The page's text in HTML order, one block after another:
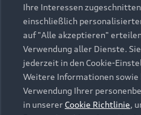
Elektromodelle
Plug-in-Hybride
Gebrauchtwagensuche
Gebrauchtwagen
Finanzierung
Aktionen & Angebote
Saisonale Angebote
Audi Services
Garantie
Audi digital services
Support
Kundenservice
Händlersuche
Audi Code
Über Audi
Unternehmen
Ihre Interessen
einschließlich
auf "Alle akzeptieren"
Verwendung aller Dienste.
jederzeit in den Cookie-
Weitere Informationen sowie
Verwendung Ihrer
in unserer Cookie Richtlinie,